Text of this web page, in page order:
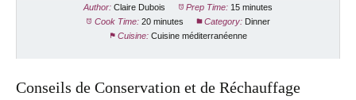
Author: Claire Dubois Prep Time: 15 minutes
Cook Time: 20 minutes Category: Dinner
Cuisine: Cuisine méditerranéenne
Conseils de Conservation et de Réchauffage